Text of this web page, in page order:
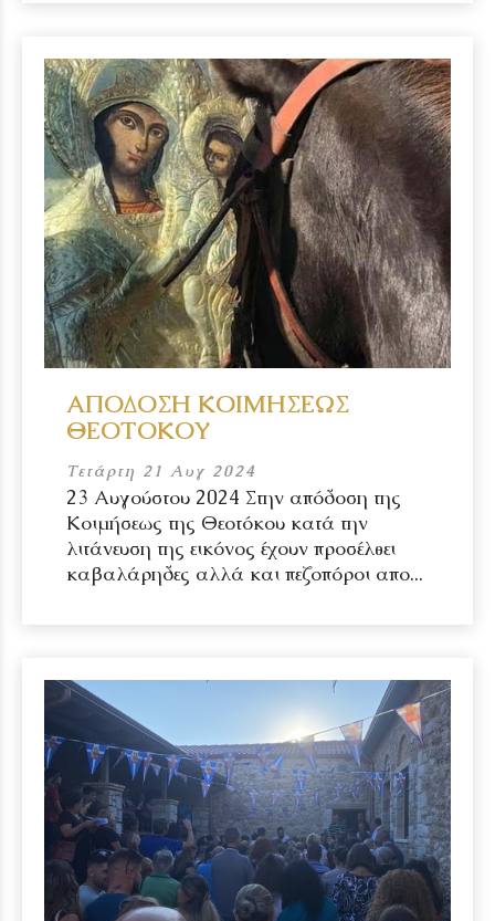
ΑΠΟΔΟΣΗ ΚΟΙΜΗΣΕΩΣ
ΘΕΟΤΟΚΟΥ
Τετάρτη 21 Αυγ 2024
23 Αυγούστου 2024 Στην απόδοση της
Κοιμήσεως της Θεοτόκου κατά την
λιτάνευση της εικόνος έχουν προσέλθει
καβαλάρηδες αλλά και πεζοπόροι απο...